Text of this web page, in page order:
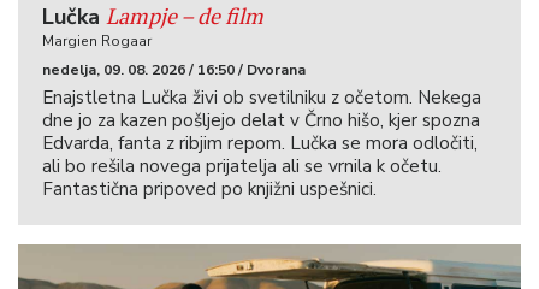
Lučka Lampje – de film
Margien Rogaar
nedelja, 09. 08. 2026 / 16:50 / Dvorana
Enajstletna Lučka živi ob svetilniku z očetom. Nekega
dne jo za kazen pošljejo delat v Črno hišo, kjer spozna
Edvarda, fanta z ribjim repom. Lučka se mora odločiti,
ali bo rešila novega prijatelja ali se vrnila k očetu.
Fantastična pripoved po knjižni uspešnici.